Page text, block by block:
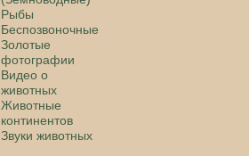
Рыбы
Беспозвоночные
Золотые
фотографии
Видео о
животных
Животные
континентов
Звуки животных